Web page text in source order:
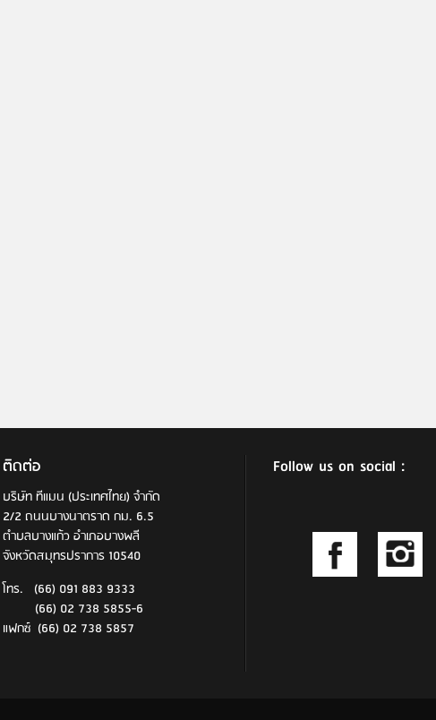
ติดต่อ
บริษัท ทีแมน (ประเทศไทย) จำกัด
2/2 ถนนบางนาตราด กม. 6.5
ตำบลบางแก้ว อำเภอบางพลี
จังหวัดสมุทรปราการ 10540
โทร. (66) 091 883 9333
(66) 02 738 5855-6
แฟกซ์ (66) 02 738 5857
Follow us on social :